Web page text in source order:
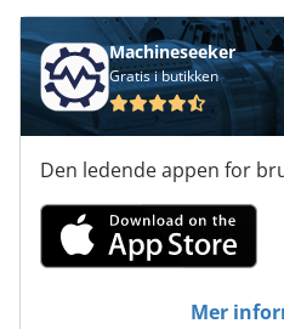
Machineseeker
Gratis i butikken
Den ledende appen for
Mer